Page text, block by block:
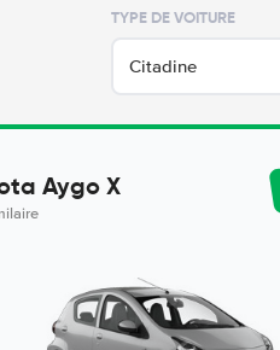
TYPE DE VOITURE
Citadine
Aygo X